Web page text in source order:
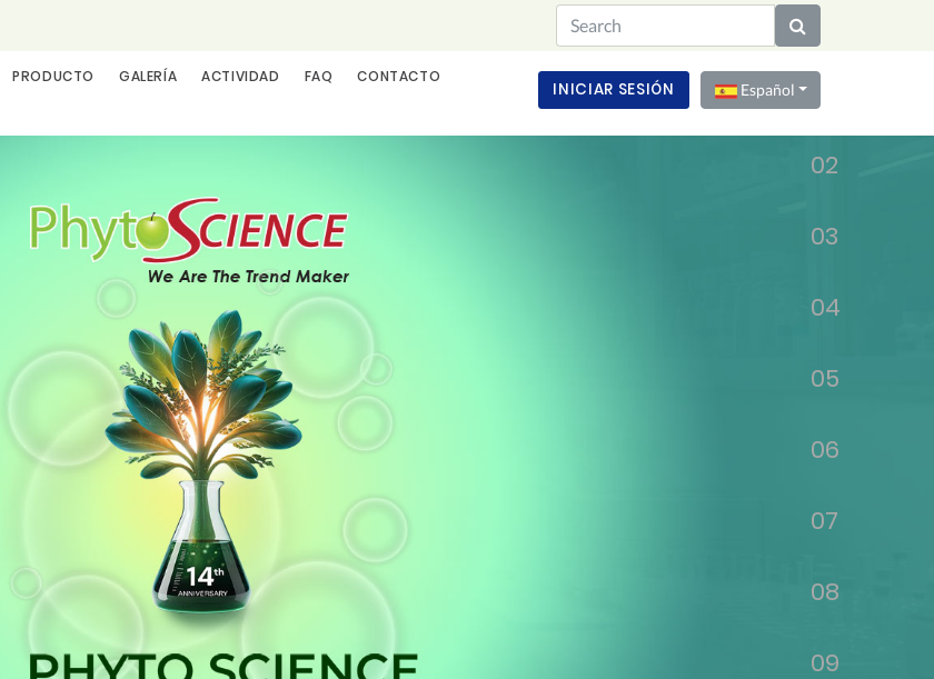
PRODUCTO GALERÍA ACTIVIDAD FAQ
CONTACTO
INICIAR SESIÓN Español
03
04
05
06
07
08
09